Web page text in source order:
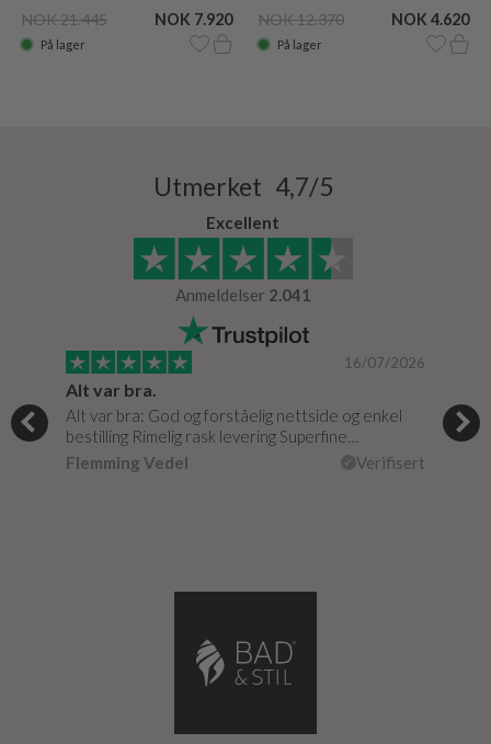
NOK 21.445 NOK 7.920
På lager
NOK 12.370 NOK 4.620
På lager
Utmerket 4,7/5
Excellent
Anmeldelser 2.041
16/07/2026
Alt var bra.
Alt var bra: God og forståelig nettside og enkel
bestilling Rimelig rask levering Superfine…
Flemming Vedel
Verifisert
Jeg
fikk